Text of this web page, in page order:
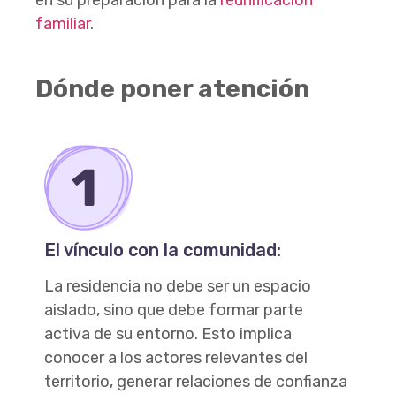
familiar.
Dónde poner atención
El vínculo con la comunidad:
La residencia no debe ser un espacio
aislado, sino que debe formar parte
activa de su entorno. Esto implica
conocer a los actores relevantes del
territorio, generar relaciones de confianza